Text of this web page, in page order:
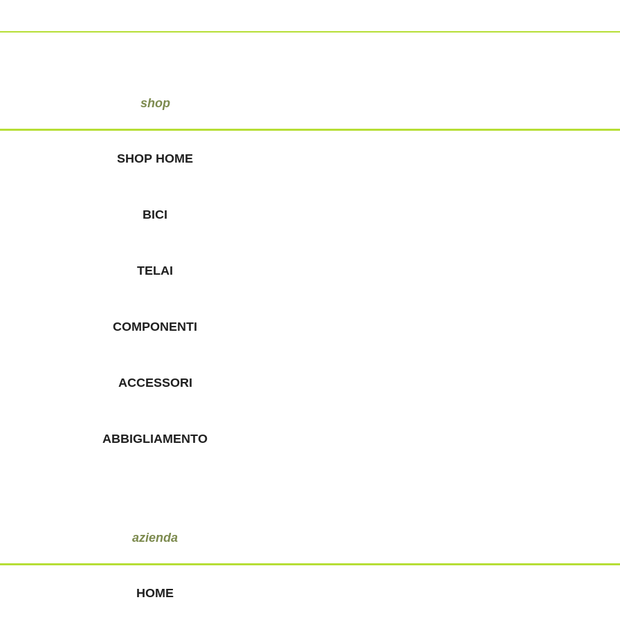
shop
SHOP HOME
BICI
TELAI
COMPONENTI
ACCESSORI
ABBIGLIAMENTO
azienda
HOME